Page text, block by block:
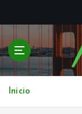
t
r
Inicio